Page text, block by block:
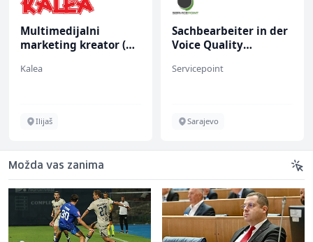
Multimedijalni
marketing kreator (m/
Kalea
Ilijaš
Sachbearbeiter in der
Voice Quality
Servicepoint
Sarajevo
Možda vas zanima